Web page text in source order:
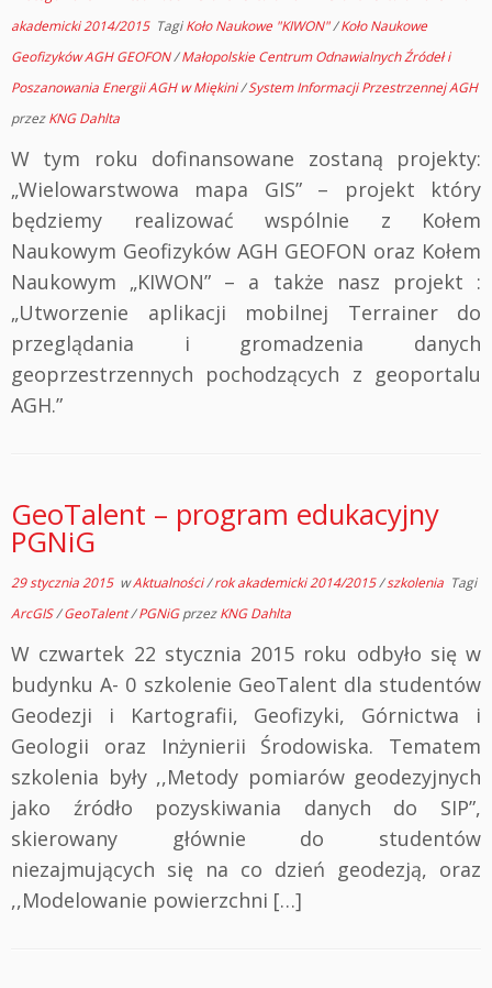
akademicki 2014/2015 TagiKoło Naukowe "KIWON"/Koło Naukowe
Geofizyków AGH GEOFON/Małopolskie Centrum Odnawialnych Źródeł i
Poszanowania Energii AGH w Miękini/System Informacji Przestrzennej AGH
przezKNG Dahlta
W tym roku dofinansowane zostaną projekty:
„Wielowarstwowa mapa GIS” – projekt który
będziemy realizować wspólnie z Kołem
Naukowym Geofizyków AGH GEOFON oraz Kołem
Naukowym „KIWON” – a także nasz projekt :
„Utworzenie aplikacji mobilnej Terrainer do
przeglądania i gromadzenia danych
geoprzestrzennych pochodzących z geoportalu
AGH.”
GeoTalent – program edukacyjny
PGNiG
29 stycznia 2015wAktualności/rok akademicki 2014/2015/szkolenia Tagi
ArcGIS/GeoTalent/PGNiGprzezKNG Dahlta
W czwartek 22 stycznia 2015 roku odbyło się w
budynku A- 0 szkolenie GeoTalent dla studentów
Geodezji i Kartografii, Geofizyki, Górnictwa i
Geologii oraz Inżynierii Środowiska. Tematem
szkolenia były ,,Metody pomiarów geodezyjnych
jako źródło pozyskiwania danych do SIP”,
skierowany głównie do studentów
niezajmujących się na co dzień geodezją, oraz
,,Modelowanie powierzchni […]